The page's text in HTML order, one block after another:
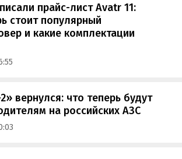
прайс-лист Avatr 11:
стоит популярный
и какие комплектации
вернулся: что теперь будут
на российских АЗС